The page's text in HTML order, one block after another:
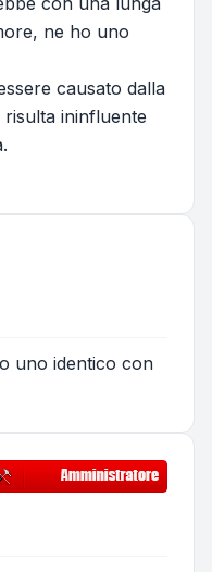
ne ho uno
causato dalla
ininfluente
uno identico con